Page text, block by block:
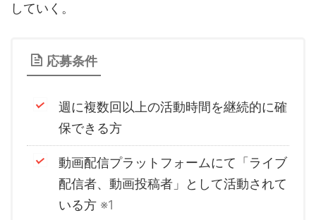
していく。
応募条件
週に複数回以上の活動時間を継続的に確
保できる方
動画配信プラットフォームにて「ライブ
配信者、動画投稿者」として活動されて
いる方 ※1